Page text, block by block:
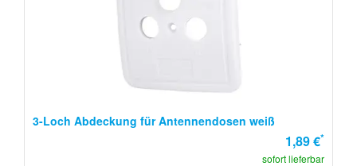
3-Loch Abdeckung für Antennendosen weiß
1,89 €*
sofort lieferbar